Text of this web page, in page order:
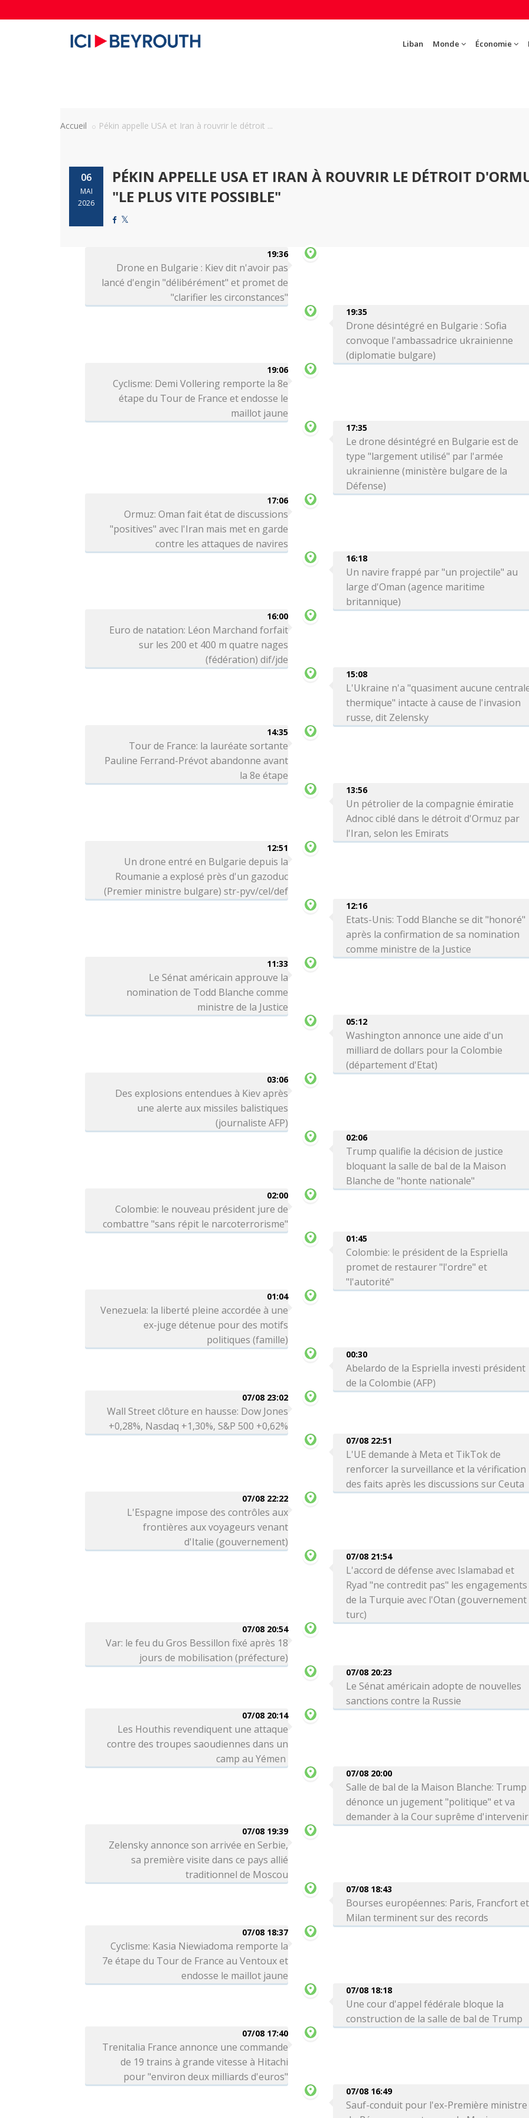
Liban Monde Économie
Accueil Pékin appelle USA et Iran à rouvrir le détroit ...
06
MAI
2026
PÉKIN APPELLE USA ET IRAN À ROUVRIR LE DÉTROIT
"LE PLUS VITE POSSIBLE"
19:36
Drone en Bulgarie : Kiev dit n'avoir pas
lancé d'engin "délibérément" et promet de
"clarifier les circonstances"
19:35
Drone désintégré en Bulgarie : Sofia
convoque l'ambassadrice ukrainienne
(diplomatie bulgare)
19:06
Cyclisme: Demi Vollering remporte la 8e
étape du Tour de France et endosse le
maillot jaune
17:35
Le drone désintégré en Bulgarie est de
type "largement utilisé" par l'armée
ukrainienne (ministère bulgare de la
Défense)
17:06
Ormuz: Oman fait état de discussions
"positives" avec l'Iran mais met en garde
contre les attaques de navires
16:18
Un navire frappé par "un projectile" au
large d'Oman (agence maritime
britannique)
16:00
Euro de natation: Léon Marchand forfait
sur les 200 et 400 m quatre nages
(fédération) dif/jde
15:08
L'Ukraine n'a "quasiment aucune
thermique" intacte à cause de l'invasion
russe, dit Zelensky
14:35
Tour de France: la lauréate sortante
Pauline Ferrand-Prévot abandonne avant
la 8e étape
13:56
Un pétrolier de la compagnie émiratie
Adnoc ciblé dans le détroit d'Ormuz par
l'Iran, selon les Emirats
12:51
Un drone entré en Bulgarie depuis la
Roumanie a explosé près d'un gazoduc
(Premier ministre bulgare) str-pyv/cel/def
12:16
Etats-Unis: Todd Blanche se dit "honoré"
après la confirmation de sa nomination
comme ministre de la Justice
11:33
Le Sénat américain approuve la
nomination de Todd Blanche comme
ministre de la Justice
05:12
Washington annonce une aide d'un
milliard de dollars pour la Colombie
(département d'Etat)
03:06
Des explosions entendues à Kiev après
une alerte aux missiles balistiques
(journaliste AFP)
02:06
Trump qualifie la décision de justice
bloquant la salle de bal de la Maison
Blanche de "honte nationale"
02:00
Colombie: le nouveau président jure de
combattre "sans répit le narcoterrorisme"
01:45
Colombie: le président de la Espriella
promet de restaurer "l'ordre" et
"l'autorité"
01:04
Venezuela: la liberté pleine accordée à une
ex-juge détenue pour des motifs
politiques (famille)
00:30
Abelardo de la Espriella investi président
de la Colombie (AFP)
07/08 23:02
Wall Street clôture en hausse: Dow Jones
+0,28%, Nasdaq +1,30%, S&P 500 +0,62%
07/08 22:51
L'UE demande à Meta et TikTok de
renforcer la surveillance et la vérification
des faits après les discussions sur Ceuta
07/08 22:22
L'Espagne impose des contrôles aux
frontières aux voyageurs venant
d'Italie (gouvernement)
07/08 21:54
L'accord de défense avec Islamabad et
Ryad "ne contredit pas" les engagements
de la Turquie avec l'Otan (gouvernement
turc)
07/08 20:54
Var: le feu du Gros Bessillon fixé après 18
jours de mobilisation (préfecture)
07/08 20:23
Le Sénat américain adopte de nouvelles
sanctions contre la Russie
07/08 20:14
Les Houthis revendiquent une attaque
contre des troupes saoudiennes dans un
camp au Yémen
07/08 20:00
Salle de bal de la Maison Blanche: Trump
dénonce un jugement "politique" et va
demander à la Cour suprême d'intervenir
07/08 19:39
Zelensky annonce son arrivée en Serbie,
sa première visite dans ce pays allié
traditionnel de Moscou
07/08 18:43
Bourses européennes: Paris, Francfort et
Milan terminent sur des records
07/08 18:37
Cyclisme: Kasia Niewiadoma remporte la
7e étape du Tour de France au Ventoux et
endosse le maillot jaune
07/08 18:18
Une cour d'appel fédérale bloque la
construction de la salle de bal de Trump
07/08 17:40
Trenitalia France annonce une commande
de 19 trains à grande vitesse à Hitachi
pour "environ deux milliards d'euros"
07/08 16:49
Sauf-conduit pour l'ex-Première ministre